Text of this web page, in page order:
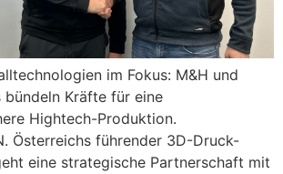
im Fokus: M&H und
Kräfte für eine
Hightech-Produktion.
Österreichs führender 3D-Druck-
eine strategische Partnerschaft mit